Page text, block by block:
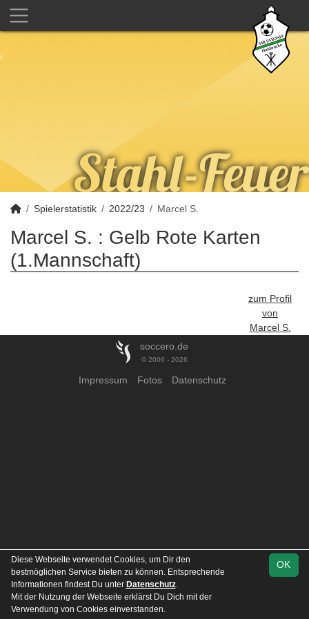
Spielerstatistik 2022/23 Marcel S.
Marcel S. : Gelb Rote Karten
(1.Mannschaft)
zum Profil
von
Marcel S.
soccero.de
© 2006 - 2026
Impressum Fotos Datenschutz
OK
Diese Webseite verwendet Cookies, um Dir den
bestmöglichen Service bieten zu können. Entsprechende
Informationen findest Du unter Datenschutz.
Mit der Nutzung der Webseite erklärst Du Dich mit der
Verwendung von Cookies einverstanden.